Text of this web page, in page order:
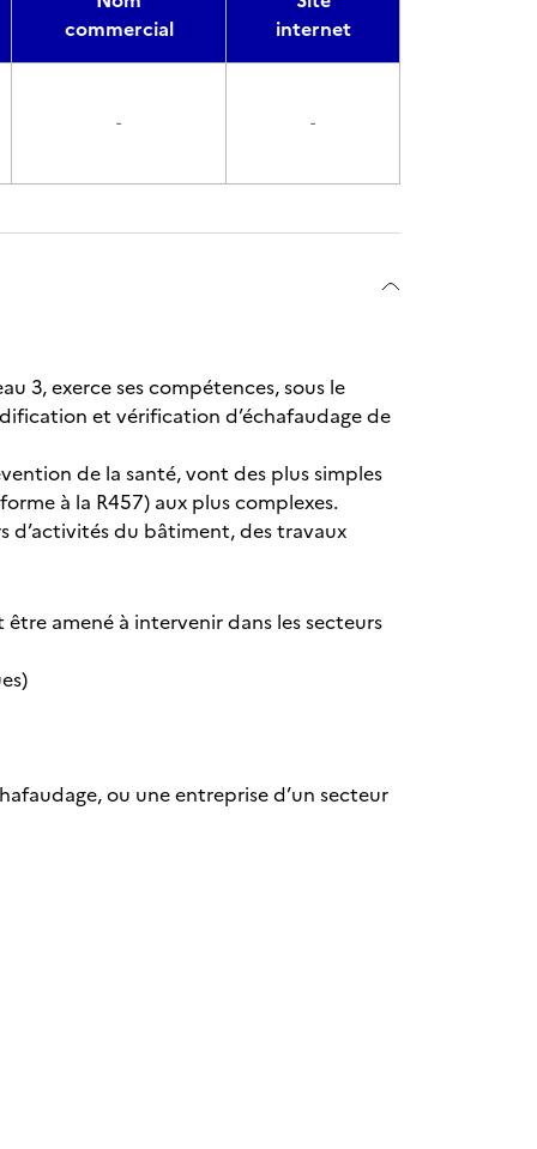
commercial
internet
- -
3, exerce ses compétences, sous le
et vérification d’échafaudage de
de la santé, vont des plus simples
à la R457) aux plus complexes.
d’activités du bâtiment, des travaux
amené à intervenir dans les secteurs
ou une entreprise d’un secteur